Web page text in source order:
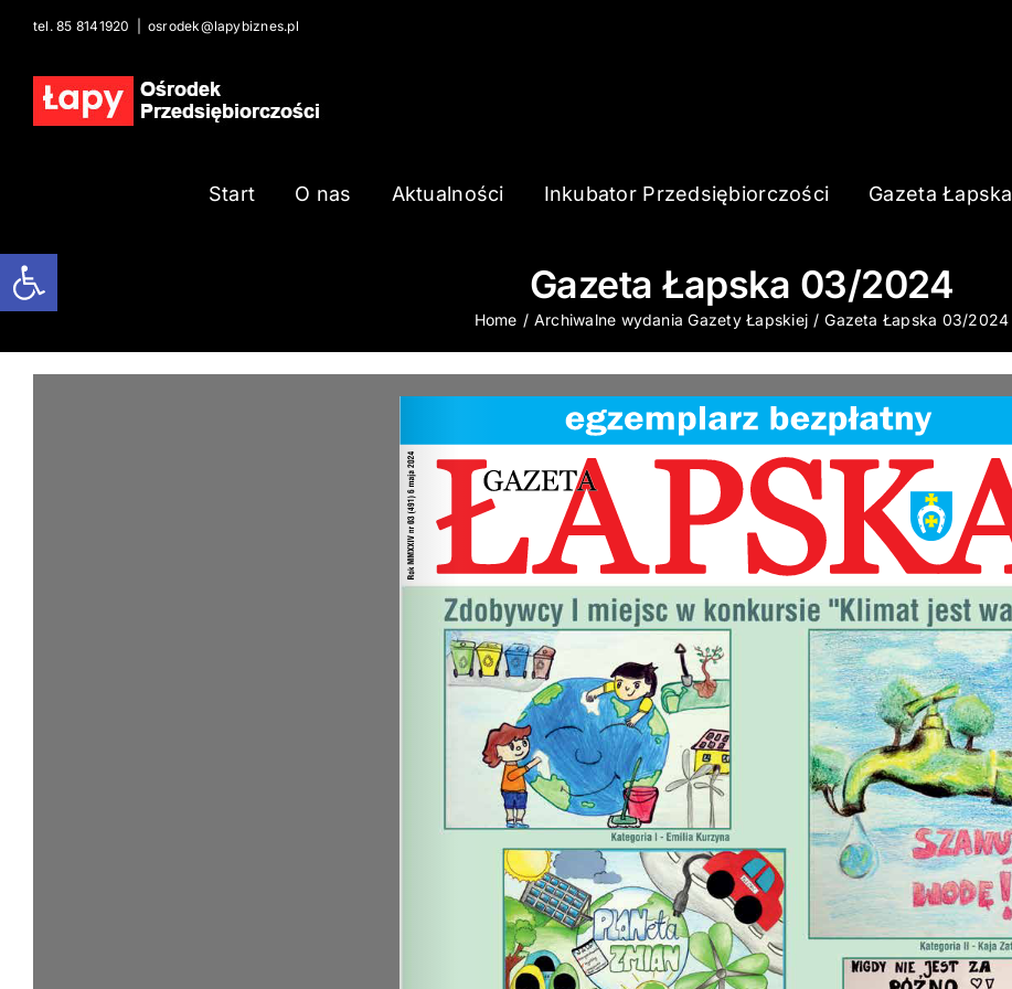
Open toolbar
content
tel. 85 8141920 osrodek@lapybiznes.pl
Start O nas Aktualności Inkubator Przedsiębiorczości Gazeta Łapska
Gazeta Łapska 03/2024
Home Archiwalne wydania Gazety Łapskiej Gazeta Łapska 03/2024